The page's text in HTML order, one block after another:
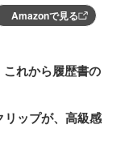
Amazonで見る
れから履歴書の
ップが、高級感